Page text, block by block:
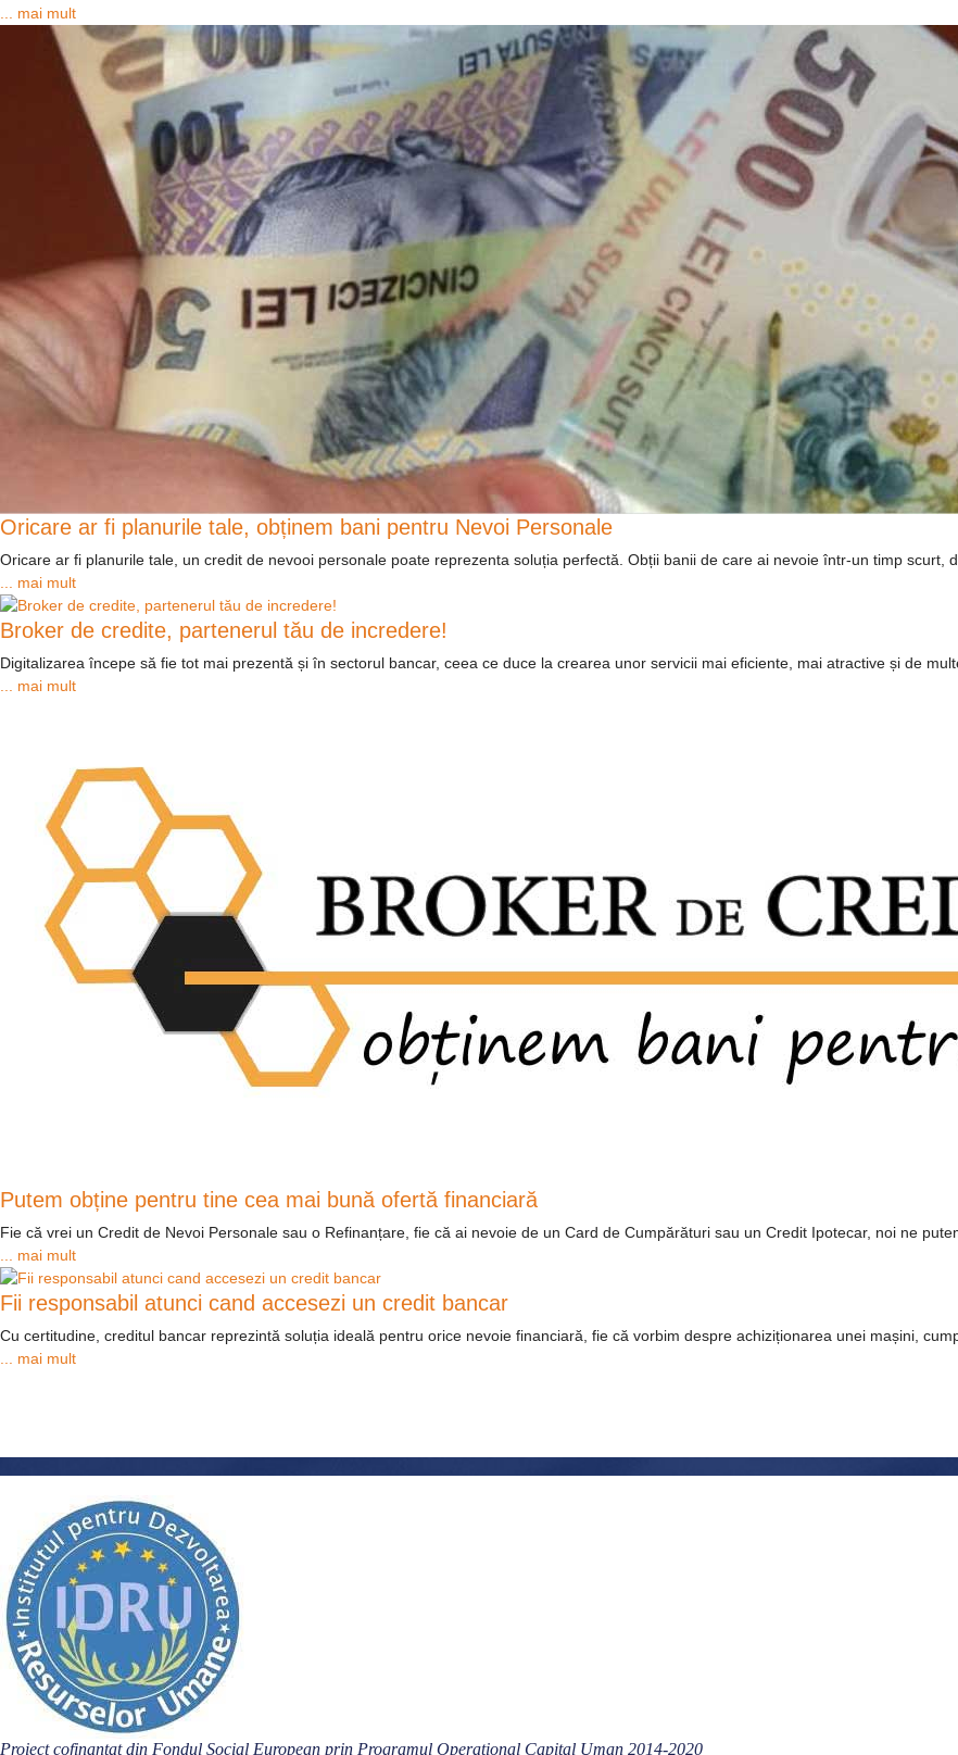
... mai mult
Oricare ar fi planurile tale, obținem bani pentru Nevoi Personale
Oricare ar fi planurile tale, un credit de nevooi personale poate reprezenta soluția perfectă. Obții banii de care ai nevoie într-un timp scurt,
... mai mult
Broker de credite, partenerul tău de incredere!
Digitalizarea începe să fie tot mai prezentă și în sectorul bancar, ceea ce duce la crearea unor servicii mai eficiente, mai atractive și de
... mai mult
Putem obține pentru tine cea mai bună ofertă financiară
Fie că vrei un Credit de Nevoi Personale sau o Refinanțare, fie că ai nevoie de un Card de Cumpărături sau un Credit Ipotecar, noi ne
... mai mult
Fii responsabil atunci cand accesezi un credit bancar
Cu certitudine, creditul bancar reprezintă soluția ideală pentru orice nevoie financiară, fie că vorbim despre achiziționarea unei mașini,
... mai mult
Proiect cofinanțat din Fondul Social European prin Programul Operațional Capital Uman 2014-2020